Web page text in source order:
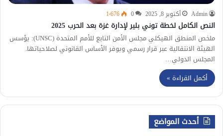
Admin
أكتوبر 8, 2025 0 1٬676
النص الكامل لخطة توني بلير لإدارة غزة بعد الحرب 2025
ملخص المنطق الهيكلي مجلس الأمن التابع للأمم المتحدة (UNSC): يؤسس
الهيئة الانتقالية عبر قرار رسمي ويوفر الأساس القانوني لصلاحياتها.
المجلس الدولي…
أكمل القراءة »
أحدث المواضع